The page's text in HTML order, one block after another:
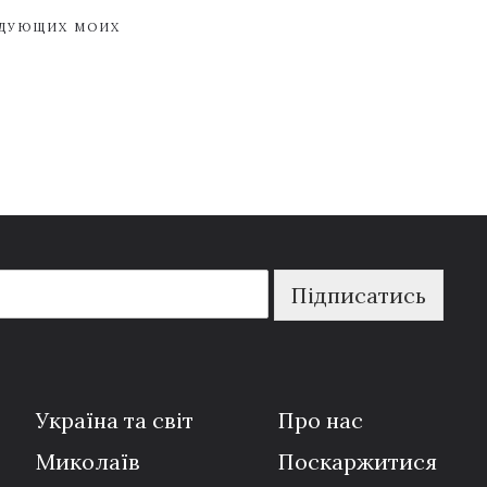
МОИХ
Підписатись
Україна та світ
Миколаїв
Про нас
Поскаржитися